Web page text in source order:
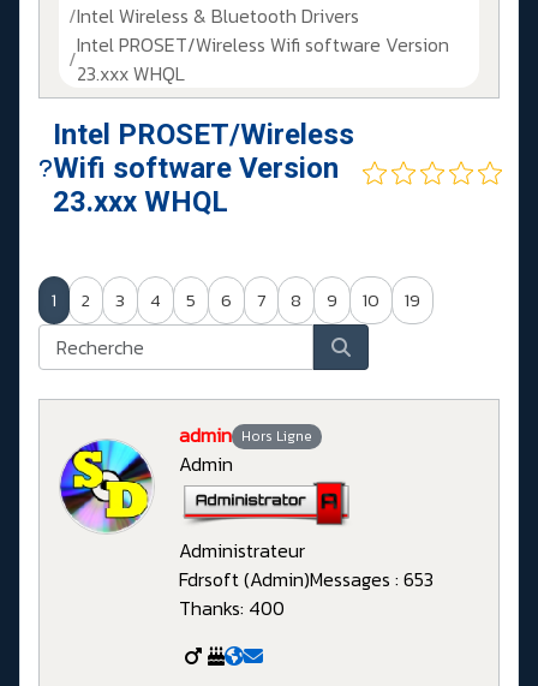
Intel Wireless & Bluetooth Drivers
Intel PROSET/Wireless Wifi software Version
23.xxx WHQL
Intel PROSET/Wireless
Wifi software Version
23.xxx WHQL
1 2 3 4 5 6 7 8 9 10 19
admin Hors Ligne
Admin
Administrateur
Fdrsoft (Admin)Messages : 653
Thanks: 400